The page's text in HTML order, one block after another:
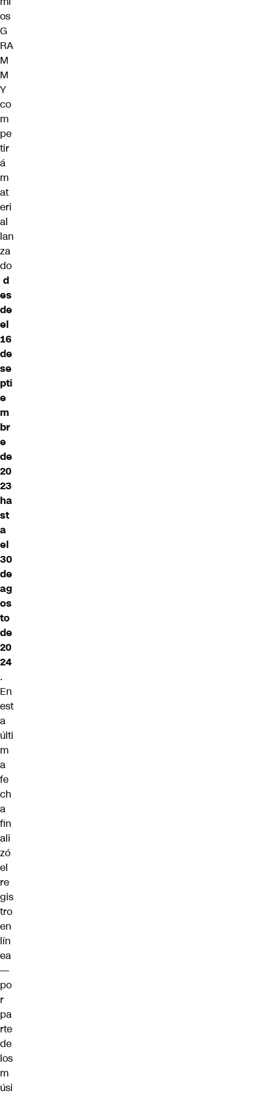
os
G
RA
M
M
Y
co
m
pe
tir
á
m
at
eri
al
lan
za
do
d
es
de
el
16
de
se
pti
e
m
br
e
de
20
23
ha
st
a
el
30
de
ag
os
to
de
20
24
.
En
est
a
últi
m
a
fe
ch
a
fin
ali
zó
el
re
gis
tro
en
lín
ea
—
po
r
pa
rte
de
los
m
úsi